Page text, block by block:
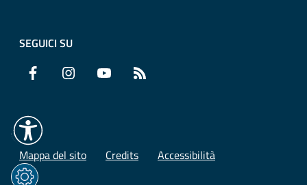
SEGUICI SU
Facebook Instagram YouTube
Mappa del sito Credits Accessibilità